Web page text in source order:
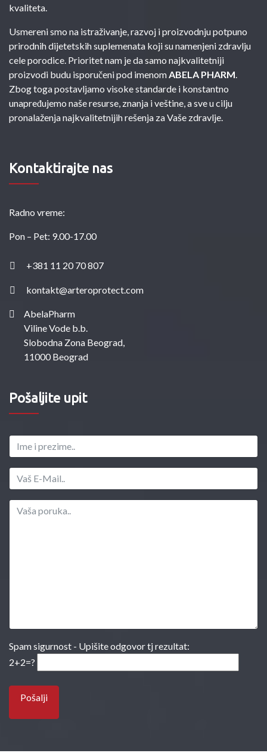
kvaliteta.
Usmereni smo na istraživanje, razvoj i proizvodnju potpuno
prirodnih dijetetskih suplemenata koji su namenjeni zdravlju
cele porodice. Prioritet nam je da samo najkvalitetniji
proizvodi budu isporučeni pod imenomABELA PHARM.
Zbog toga postavljamo visoke standarde i konstantno
unapređujemo naše resurse, znanja i veštine, a sve u cilju
pronalaženja najkvalitetnijih rešenja za Vaše zdravlje.
Kontaktirajte nas
Radno vreme:
Pon – Pet: 9.00-17.00
+381 11 20 70 807
kontakt@arteroprotect.com
AbelaPharm
Viline Vode b.b.
Slobodna Zona Beograd,
11000 Beograd
Pošaljite upit
Spam sigurnost - Upišite odgovor tj rezultat:
2+2=?